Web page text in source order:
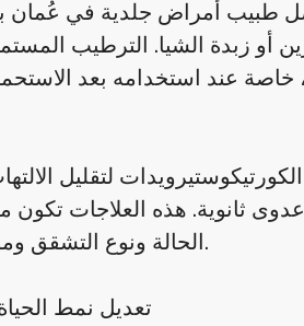
طبيب أمراض جلدية في عُمان
أو زبدة الشيا. الترطيب
لتقليل
ثانوية. هذه العلاجات
الحالة ونوع التشقق وموقعه على الجسم.
تعديل نمط